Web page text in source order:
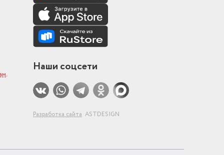
.
Наши соцсети
Разработка сайта ASTDESIGN